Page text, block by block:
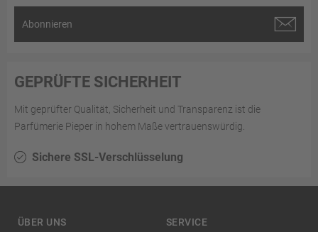
Abonnieren
GEPRÜFTE SICHERHEIT
Mit geprüfter Qualität, Sicherheit und Transparenz ist die
Parfümerie Pieper in hohem Maße vertrauenswürdig.
Sichere SSL-Verschlüsselung
ÜBER UNS
SERVICE